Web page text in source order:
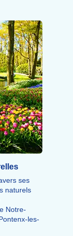
ses
naturels
Notre-
les-